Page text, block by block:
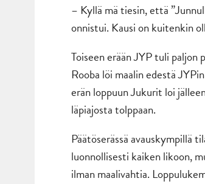
– Kyllä mä tiesin, että
onnistui. Kausi on kuitenkin
Toiseen erään JYP tuli
Rooba löi maalin edestä
erän loppuun Jukurit loi
läpiajosta tolppaan.
Päätöserässä avauskympillä
luonnollisesti kaiken likoon,
ilman maalivahtia.